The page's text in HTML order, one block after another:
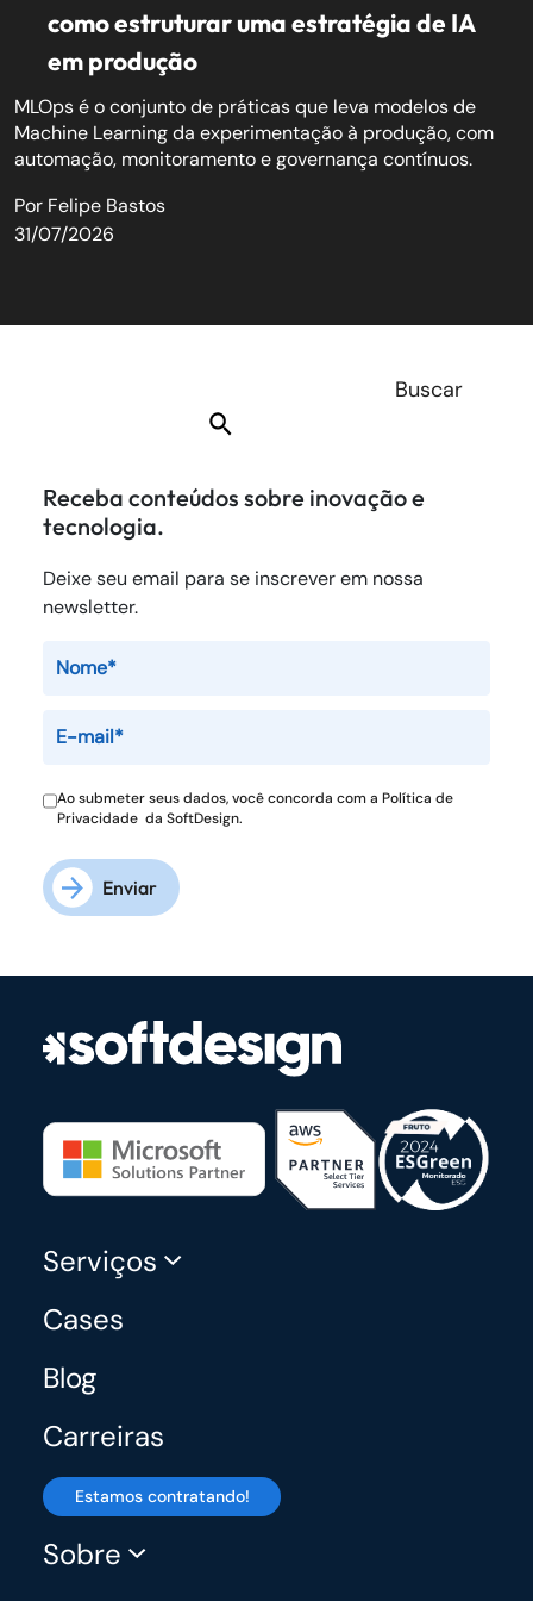
como estruturar uma estratégia de IA
em produção
MLOps é o conjunto de práticas que leva modelos de
Machine Learning da experimentação à produção, com
automação, monitoramento e governança contínuos.
Por Felipe Bastos
31/07/2026
Receba conteúdos sobre inovação e
tecnologia.
Deixe seu email para se inscrever em nossa
newsletter.
Ao submeter seus dados, você concorda com a Política de
Privacidade da SoftDesign.
Enviar
Serviços
Cases
Blog
Carreiras
Estamos contratando!
Sobre